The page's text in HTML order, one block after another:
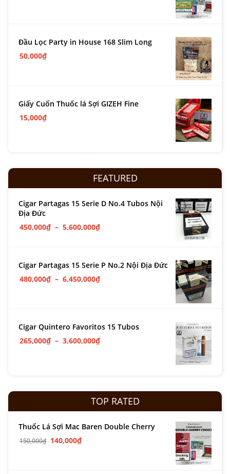
Đầu Lọc Party in House 168 Slim Long
50,000₫
Giấy Cuốn Thuốc lá Sợi GIZEH Fine
15,000₫
FEATURED
Cigar Partagas 15 Serie D No.4 Tubos Nội
Địa Đức
450,000₫ – 5,600,000₫
Cigar Partagas 15 Serie P No.2 Nội Địa Đức
480,000₫ – 6,450,000₫
Cigar Quintero Favoritos 15 Tubos
265,000₫ – 3,600,000₫
TOP RATED
Thuốc Lá Sợi Mac Baren Double Cherry
150,000₫ 140,000₫